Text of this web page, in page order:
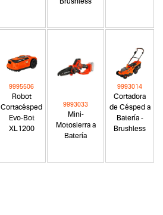
Brushless
Robot
Cortacésped
Evo-Bot
XL1200
9995506
Mini-
Motosierra a
Batería
9993033
Cortadora
de Césped a
Batería -
Brushless
9993014